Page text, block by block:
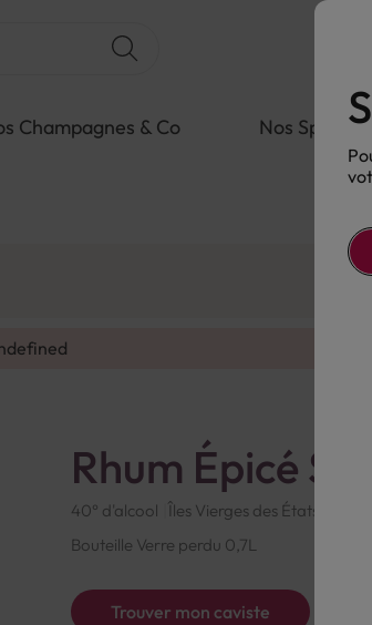
Champagnes & Co Nos
Rhum Épicé
40° d'alcool Îles Vierges des États-Unis
Bouteille Verre perdu 0,7L
Trouver mon caviste